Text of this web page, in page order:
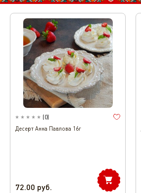
(0)
Десерт Анна Павлова 16г
72.00 руб.